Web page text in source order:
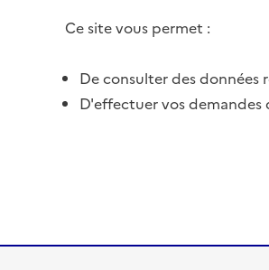
Ce site vous permet :
De consulter des données
D'effectuer vos